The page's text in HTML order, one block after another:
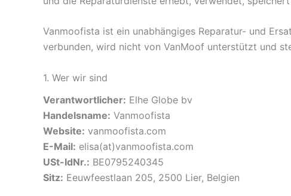
Vanmoofista ist ein unabhängiges Reparatur- und
verbunden, wird nicht von VanMoof unterstützt und
1. Wer wir sind
Verantwortlicher: Elhe Globe bv
Handelsname: Vanmoofista
Website: vanmoofista.com
E-Mail: elisa(at)vanmoofista.com
USt-IdNr.: BE0795240345
Sitz: Eeuwfeestlaan 205, 2500 Lier, Belgien